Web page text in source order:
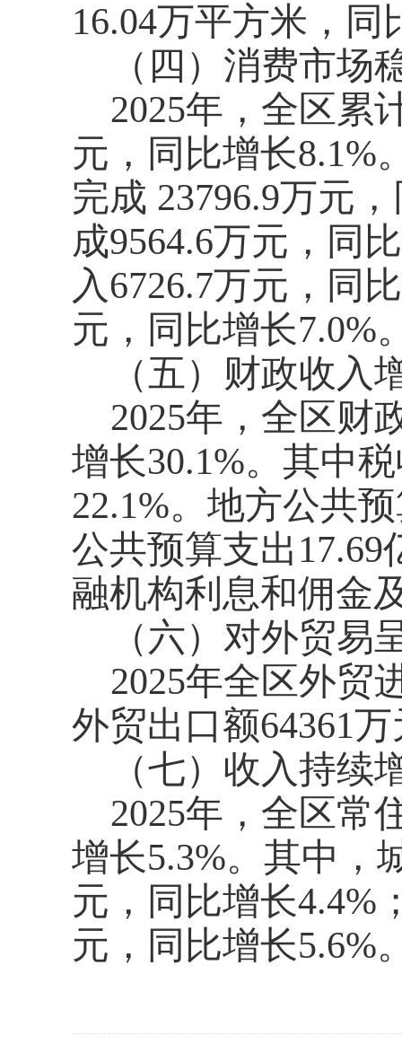
16.04万平方米，同
（四）消费市场
2025年，全区累
元，同比增长8.1%
完成 23796.9万元
成9564.6万元，同
入6726.7万元，同
元，同比增长7.0%
（五）财政收入
2025年，全区财
增长30.1%。其中
22.1%。地方公共
公共预算支出17.69
融机构利息和佣金
（六）对外贸易
2025年全区外贸
外贸出口额64361
（七）收入持续
2025年，全区常
增长5.3%。其中，
元，同比增长4.4%
元，同比增长5.6%